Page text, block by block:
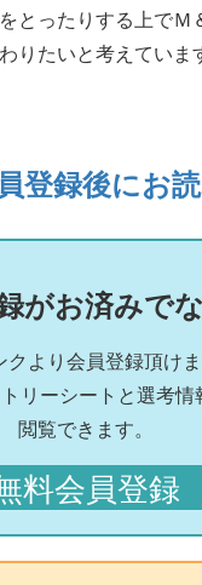
とったりする上で
りたいと考えていま
登録後にお
がお済みで
より会員登録頂けま
リーシートと選考
閲覧できます。
料会員登録